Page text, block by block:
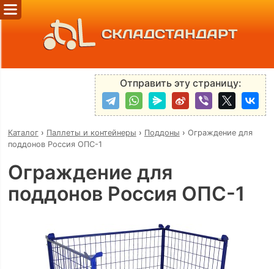
СКЛАДСТАНДАРТ
Отправить эту страницу:
Каталог› Паллеты и контейнеры › Поддоны › Ограждение для
поддонов Россия ОПС-1
Ограждение для
поддонов Россия ОПС-1